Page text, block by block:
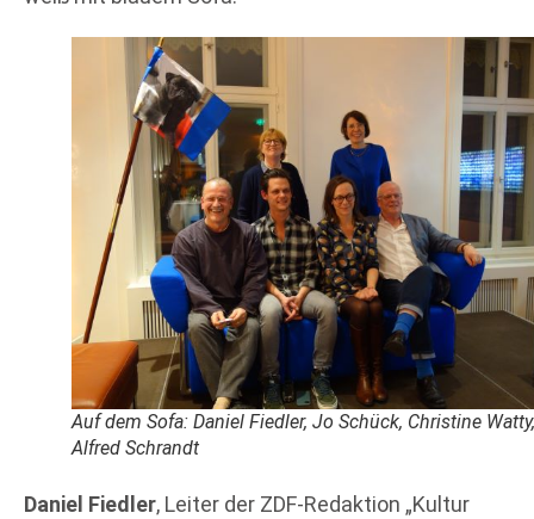
Auf dem Sofa: Daniel Fiedler, Jo Schück, Christine Watty,
Alfred Schrandt
Daniel Fiedler, Leiter der ZDF-Redaktion „Kultur